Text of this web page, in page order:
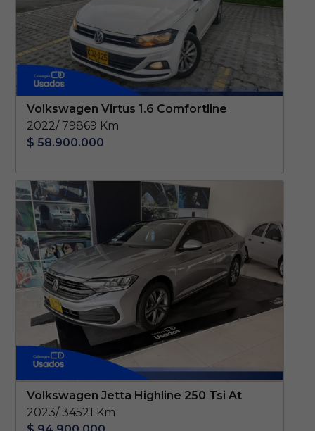
Volkswagen Virtus 1.6 Comfortline
2022/ 79869 Km
$ 58.900.000
Volkswagen Jetta Highline 250 Tsi At
2023/ 34521 Km